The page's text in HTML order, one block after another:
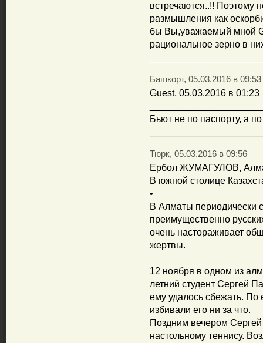
встречаются..!! Поэтому
размышления как
бы Вы,уважаемый мной
рациональное зерно в
Башкорт, 05.03.2016 в 09:53
Guest, 05.03.2016 в 01:23
Бьют не по паспорту, а
Тюрк, 05.03.2016 в 09:56
Ербол ЖУМАГУЛОВ,
В южной столице
•
В Алматы периодически
преимущественно
очень настораживает
жертвы.
12 ноября в одном из
летний студент Сергей
ему удалось сбежать. По
избивали его ни за что.
Поздним вечером
настольному теннису.